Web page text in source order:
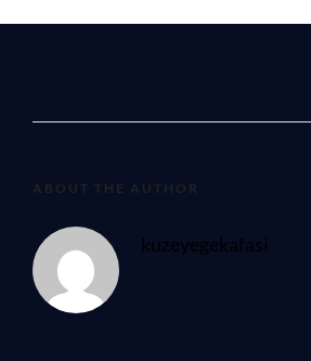
ABOUT THE AUTHOR
kuzeyegekafasi